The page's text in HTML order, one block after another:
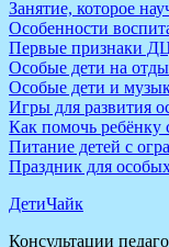
Занятие, которое
Особенности
Первые признаки
Особые дети на
Особые дети и
Игры для развития
Как помочь
Питание детей с
Праздник для
ДетиЧайк
Консультации